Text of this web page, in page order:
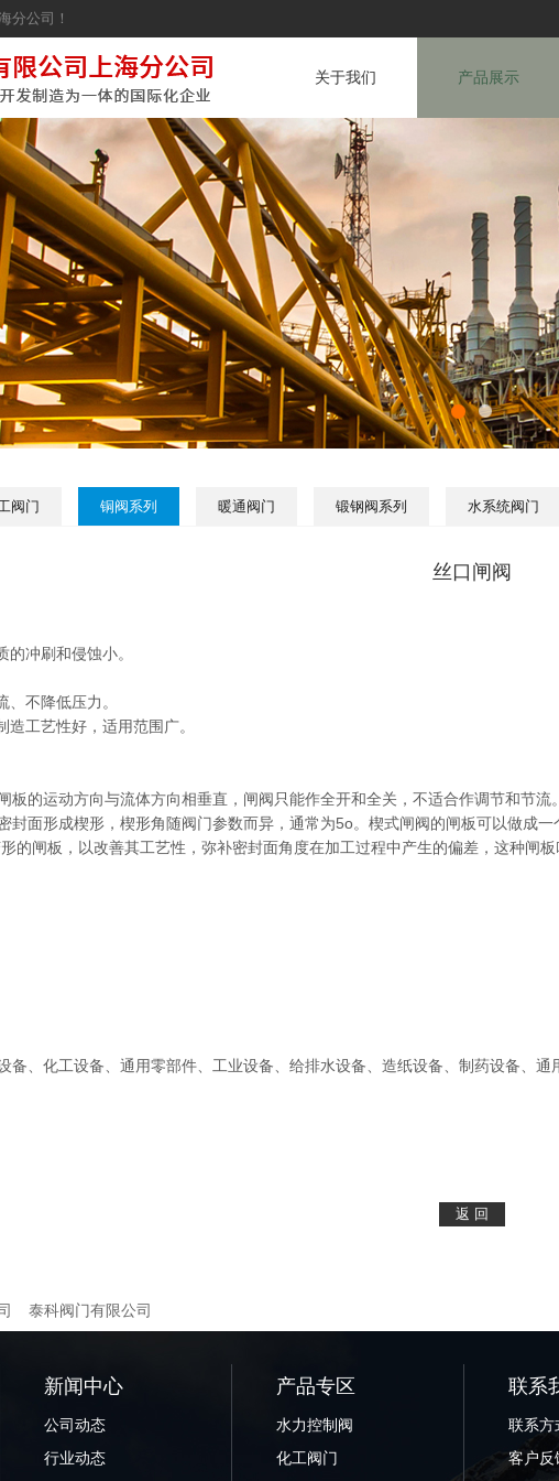
分公司！
关于我们 产品展示
阀门 铜阀系列 暖通阀门 锻钢阀系列 水系统阀门
丝口闸阀
冲刷和侵蚀小。
不降低压力。
工艺性好，适用范围广。
板的运动方向与流体方向相垂直，闸阀只能作全开和全关，不适合作调节和节流
封面形成楔形，楔形角随阀门参数而异，通常为5o。楔式闸阀的闸板可以做成一
的闸板，以改善其工艺性，弥补密封面角度在加工过程中产生的偏差，这种闸板
备、化工设备、通用零部件、工业设备、给排水设备、造纸设备、制药设备、
泰科阀门有限公司
新闻中心
公司动态
行业动态
产品专区
水力控制阀
化工阀门
联系
联系方
客户反